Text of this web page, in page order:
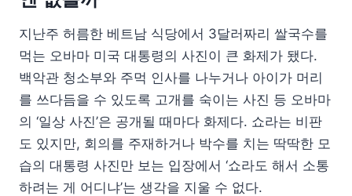
지난주 허름한 베트남 식당에서 3달러짜리 쌀국수를
먹는 오바마 미국 대통령의 사진이 큰 화제가 됐다.
백악관 청소부와 주먹 인사를 나누거나 아이가 머리
를 쓰다듬을 수 있도록 고개를 숙이는 사진 등 오바마
의 ‘일상 사진’은 공개될 때마다 화제다. 쇼라는 비판
도 있지만, 회의를 주재하거나 박수를 치는 딱딱한 모
습의 대통령 사진만 보는 입장에서 ‘쇼라도 해서 소통
하려는 게 어디냐’는 생각을 지울 수 없다.